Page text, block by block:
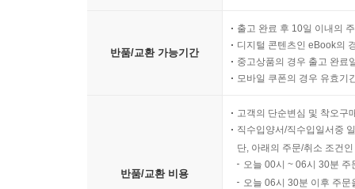
반품/교환 가능기간
출고 완료 후 10일 이내의
디지털 콘텐츠인 eBook의
중고상품의 경우 출고 완료
모바일 쿠폰의 경우 유효기
반품/교환 비용
고객의 단순변심 및 착오구
직수입양서/직수입일서중
단, 아래의 주문/취소 조건
오늘 00시 ~ 06시 30분
오늘 06시 30분 이후 주